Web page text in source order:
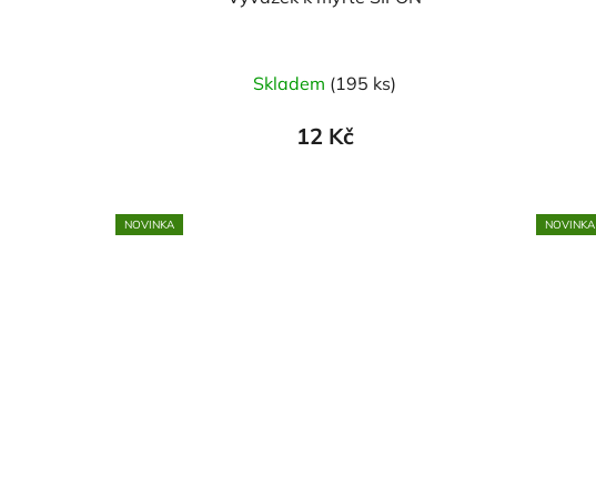
Skladem (195 ks)
12 Kč
NOVINKA NOVINKA